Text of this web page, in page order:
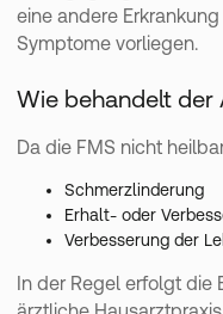
eine andere
Symptome vorliegen.
Wie behandelt der
Da die FMS nicht
Schmerzlinderung
Erhalt- oder
Verbesserung der
In der Regel erfolgt die